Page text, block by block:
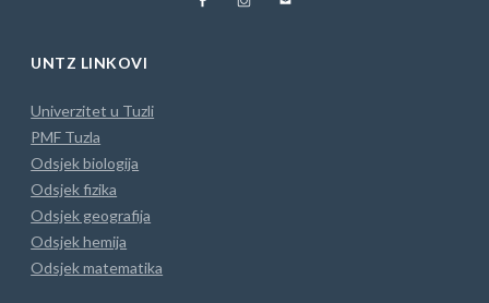
UNTZ LINKOVI
Univerzitet u Tuzli
PMF Tuzla
Odsjek biologija
Odsjek fizika
Odsjek geografija
Odsjek hemija
Odsjek matematika